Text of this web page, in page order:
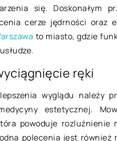
się. Doskonałym
cerze jędrności oraz
to miasto, gdzie
ręki
wyglądu należy
estetycznej.
powoduje rozluźnienie
polecenia jest również
wybrać meble
pomieszczenia?
mieszkania